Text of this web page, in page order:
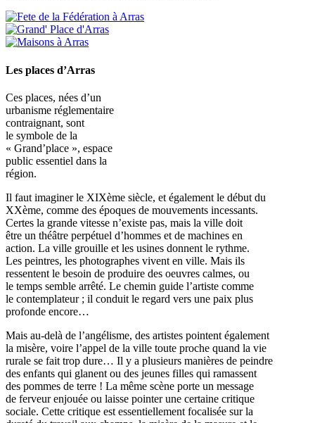
Les places d’Arras
Ces places, nées d’un
urbanisme réglementaire
contraignant, sont
le symbole de la
« Grand’place », espace
public essentiel dans la
région.
Il faut imaginer le XIXème siècle, et également le début du
XXème, comme des époques de mouvements incessants.
Certes la grande vitesse n’existe pas, mais la ville doit
être un théâtre perpétuel d’hommes et de machines en
action. La ville grouille et les usines donnent le rythme.
Les peintres, les photographes vivent en ville. Mais ils
ressentent le besoin de produire des oeuvres calmes, ou
le temps semble arrêté. Le chemin guide l’artiste comme
le contemplateur ; il conduit le regard vers une paix plus
profonde encore…
Mais au-delà de l’angélisme, des artistes pointent également
la misère, voire l’appel de la ville toute proche quand la vie
rurale se fait trop dure… Il y a plusieurs manières de peindre
des enfants qui glanent ou des jeunes filles qui ramassent
des pommes de terre ! La même scène porte un message
de ferveur enjouée ou laisse pointer une certaine critique
sociale. Cette critique est essentiellement focalisée sur la